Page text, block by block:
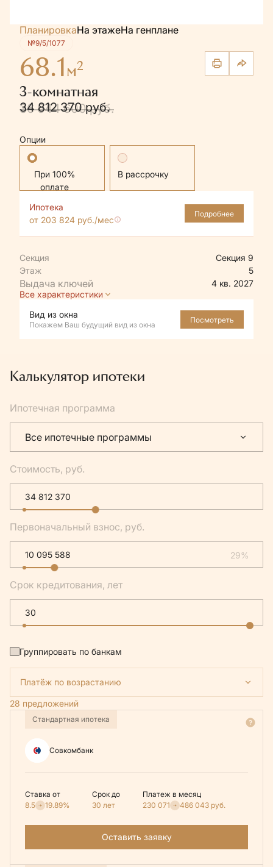
ПланировкаНа этажеНа генплане
№9/5/1077
68.1м2
3-комнатная
36 644 600 руб.
34 812 370 руб.
Опции
Стандартная В рассрочку
Ипотека
от 203 824 руб./мес
Подробнее
Секция
Секция 9
Этаж
5
4 кв. 2027
Все характеристики
Вид из окна
Покажем Ваш будущий вид из окна
Посмотреть
Калькулятор ипотеки
Ипотечная программа
Все ипотечные программы
Стоимость, руб.
Первоначальный взнос, руб.
29%
Срок кредитования, лет
Группировать по банкам
Платёж по возрастанию
28 предложений
Стандартная ипотека
Совкомбанк
Ставка от
8.5
19.89%
Срок до
30 лет
Платеж в месяц
230 071
486 043 руб.
Оставить заявку